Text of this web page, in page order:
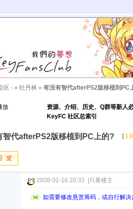
区 - » 牡丹林 » 有没有智代afterPS2版移植到PC
放
资源、介绍、历史、Q群等新人
KeyFC 社区总索引
智代afterPS2版移植到PC上的? [
2008-02-16 20:32 只看楼主
如需要修改悬赏筹码，或自行解